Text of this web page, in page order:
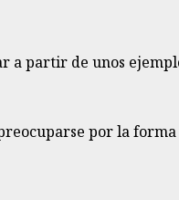
a partir de unos
por la